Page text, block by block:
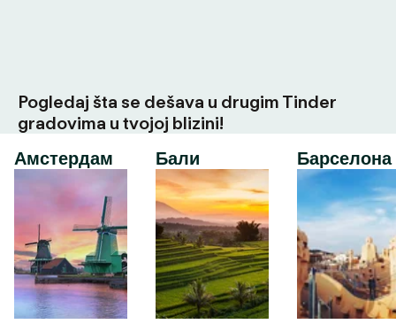
Pogledaj šta se dešava u drugim Tinder
gradovima u tvojoj blizini!
Амстердам
Бали Барселона